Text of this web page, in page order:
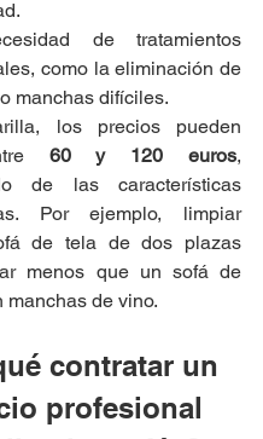
de tratamientos
como la eliminación de
manchas difíciles.
los precios pueden
60 y 120 euros,
de las características
Por ejemplo, limpiar
de tela de dos plazas
menos que un sofá de
manchas de vino.
contratar un
profesional